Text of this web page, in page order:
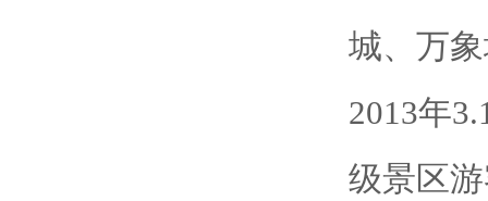
城、万
2013年
级景区